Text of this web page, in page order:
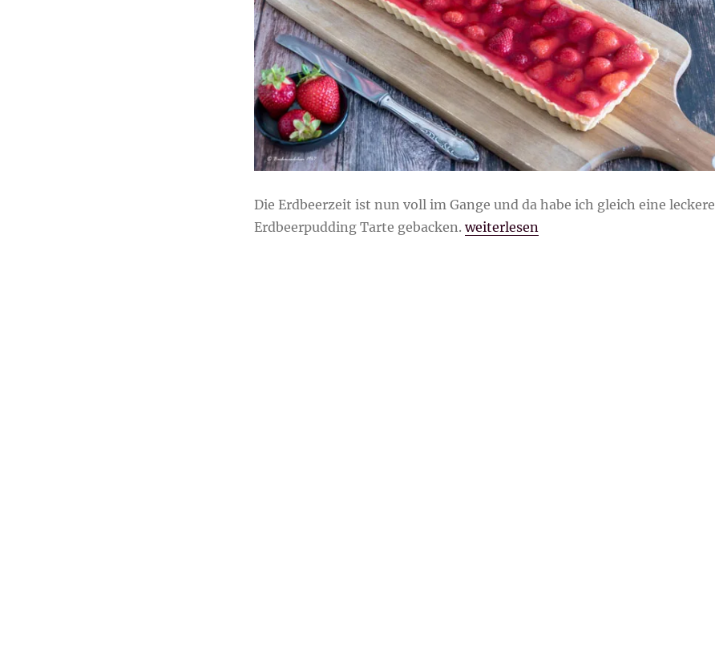
Die Erdbeerzeit ist nun voll im Gange und da habe ich gleich eine leckere
Erdbeerpudding Tarte gebacken.„Erdbeerpudding Tarte“
weiterlesen